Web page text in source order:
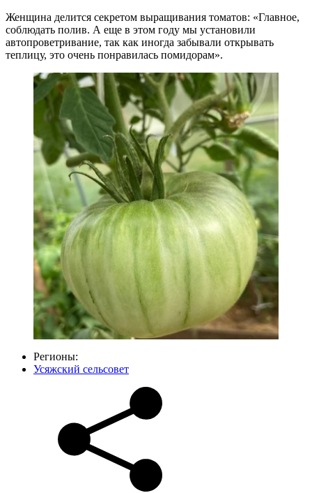
Женщина делится секретом выращивания томатов: «Главное,
соблюдать полив. А еще в этом году мы установили
автопроветривание, так как иногда забывали открывать
теплицу, это очень понравилась помидорам».
Регионы:
Усяжский сельсовет